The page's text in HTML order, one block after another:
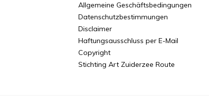
Allgemeine Geschäftsbedingungen
Datenschutzbestimmungen
Disclaimer
Haftungsausschluss per E-Mail
Copyright
Stichting Art Zuiderzee Route